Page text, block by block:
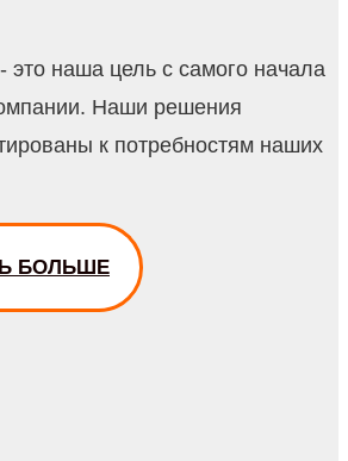
наша цель с самого начала
Наши решения
к потребностям наших
БОЛЬШЕ